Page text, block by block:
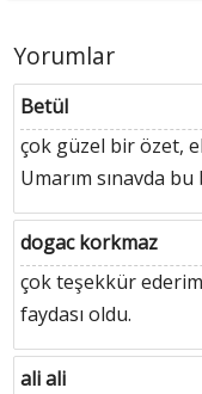
Yorumlar
Betül
çok güzel bir özet,
Umarım sınavda
dogac korkmaz
çok teşekkür
faydası oldu.
ali ali